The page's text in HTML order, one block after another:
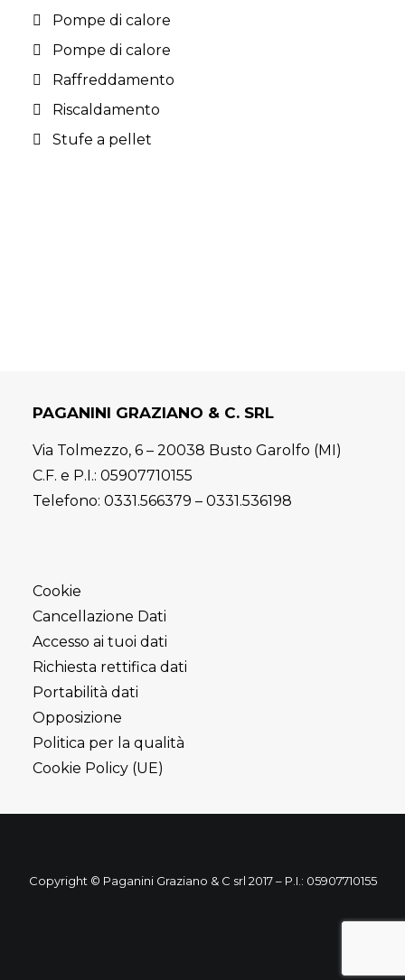
Pompe di calore
Pompe di calore
Raffreddamento
Riscaldamento
Stufe a pellet
PAGANINI GRAZIANO & C. SRL
Via Tolmezzo, 6 – 20038 Busto Garolfo (MI)
C.F. e P.I.: 05907710155
Telefono: 0331.566379 – 0331.536198
Cookie
Cancellazione Dati
Accesso ai tuoi dati
Richiesta rettifica dati
Portabilità dati
Opposizione
Politica per la qualità
Cookie Policy (UE)
Copyright © Paganini Graziano & C srl 2017 – P.I.: 05907710155